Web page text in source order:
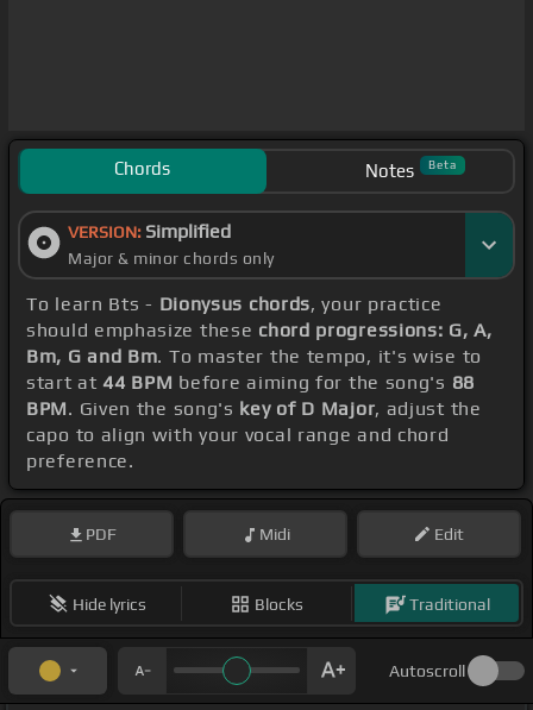
Chords Notes Beta
VERSION: Simplified
Major & minor chords only
To learn Bts - Dionysus chords, your practice
should emphasize these chord progressions: G, A,
Bm, G and Bm. To master the tempo, it's wise to
start at44 BPM before aiming for the song's 88
BPM. Given the song's key of D Major, adjust the
capo to align with your vocal range and chord
preference.
PDF Midi Edit
Hide lyrics Blocks Traditional
Autoscroll